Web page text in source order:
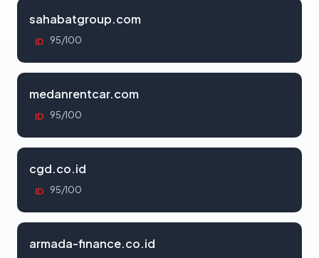
sahabatgroup.com
ID 95/100
medanrentcar.com
ID 95/100
cgd.co.id
ID 95/100
armada-finance.co.id